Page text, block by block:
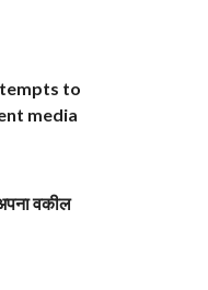
to
media
वकील